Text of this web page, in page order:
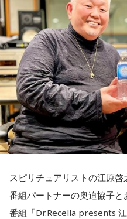
スピリチュアリストの江原啓
番組パートナーの奥迫協子
番組「Dr.Recella presents 江